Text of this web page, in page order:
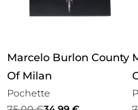
Marcelo Burlon County
Of Milan
Pochette